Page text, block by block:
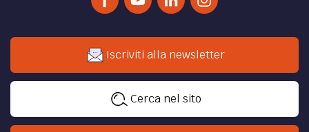
Iscriviti alla newsletter
Cerca nel sito